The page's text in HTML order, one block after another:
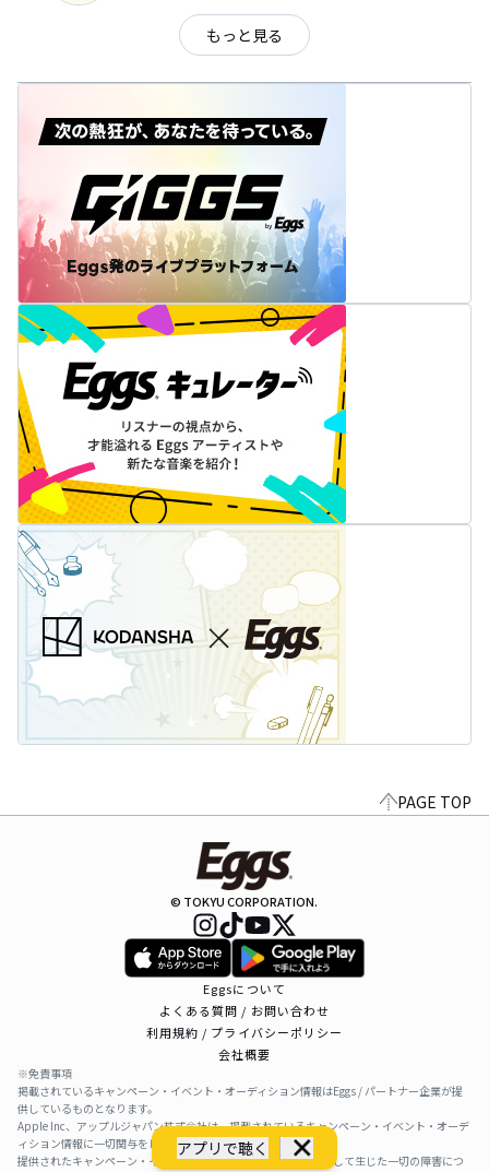
アプリで聴く
もっと見る
PAGE TOP
© TOKYU CORPORATION.
Eggsについて
よくある質問 / お問い合わせ
利用規約 / プライバシーポリシー
会社概要
※免責事項
掲載されているキャンペーン・イベント・オーディション情報はEggs / パートナー企業が提
供しているものとなります。
Apple Inc、アップルジャパン株式会社は、掲載されているキャンペーン・イベント・オーデ
ィション情報に一切関与をしておりません。
提供されたキャンペーン・イベント・オーディション情報を利用して生じた一切の障害につ